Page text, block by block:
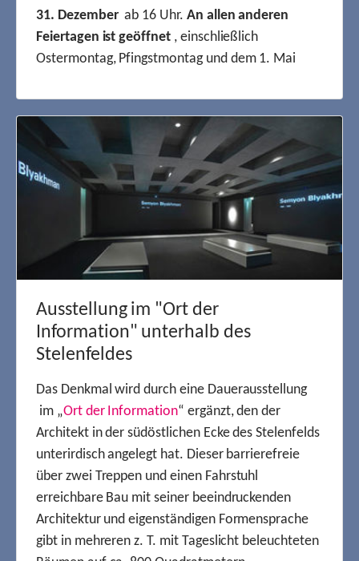
Ausstellung im "Ort der
Information" unterhalb des
Stelenfeldes
Das Denkmal wird durch eine Dauerausstellung
im „Ort der Information“ ergänzt, den der
Architekt in der südöstlichen Ecke des Stelenfelds
unterirdisch angelegt hat. Dieser barrierefreie
über zwei Treppen und einen Fahrstuhl
erreichbare Bau mit seiner beeindruckenden
Architektur und eigenständigen Formensprache
gibt in mehreren z. T. mit Tageslicht beleuchteten
31. Dezemberab 16 Uhr. An allen anderen
Feiertagen ist geöffnet, einschließlich
Ostermontag, Pfingstmontag und dem 1. Mai